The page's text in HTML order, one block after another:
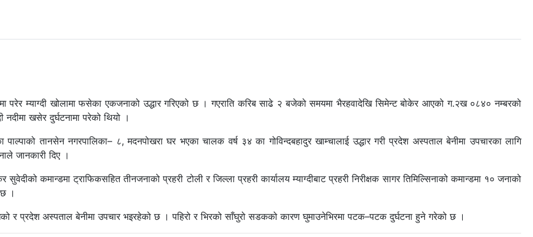
परेर म्याग्दी खोलामा फसेका एकजनाको उद्धार गरिएको छ । गएराति करिब साढे २ बजेको समयमा भैरहवादेखि सिमेन्ट बोकेर आएको ग.२ख ०८४० नम्बरको
खसेर दुर्घटनामा परेको थियो ।
तानसेन नगरपालिका– ८, मदनपोखरा घर भएका चालक वर्ष ३४ का गोविन्दबहादुर खाम्चालाई उद्धार गरी प्रदेश अस्पताल बेनीमा उपचारका लागि
जानकारी दिए ।
सुवेदीको कमान्डमा ट्राफिकसहित तीनजनाको प्रहरी टोली र जिल्ला प्रहरी कार्यालय म्याग्दीबाट प्रहरी निरीक्षक सागर तिमिल्सिनाको कमान्डमा १० जनाको
।
र प्रदेश अस्पताल बेनीमा उपचार भइरहेको छ । पहिरो र भिरको साँघुरो सडकको कारण घुमाउनेभिरमा पटक–पटक दुर्घटना हुने गरेको छ ।